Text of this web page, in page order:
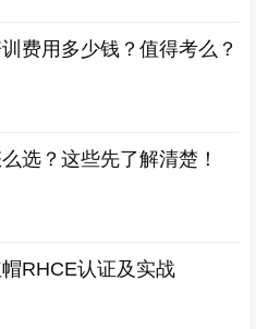
费用多少钱？值得考么？
选？这些先了解清楚！
RHCE认证及实战